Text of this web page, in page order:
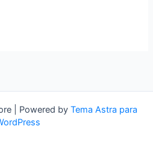
| Powered by Tema Astra para